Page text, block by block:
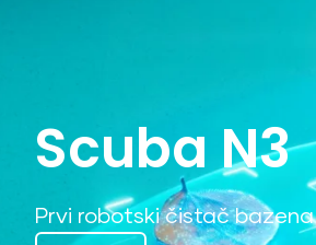
Scuba N3
Prvi robotski čistač